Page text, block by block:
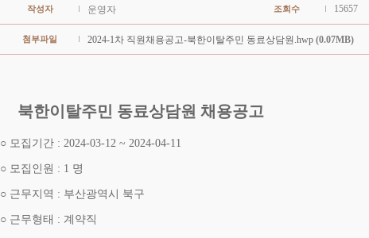
작성자 운영자 조회수 15657
첨부파일 2024-1차 직원채용공고-북한이탈주민 동료상담원.hwp (0.07MB)
북한이탈주민 동료상담원 채용공고
○ 모집기간 : 2024-03-12 ~ 2024-04-11
○ 모집인원 : 1 명
○ 근무지역 : 부산광역시 북구
○ 근무형태 : 계약직